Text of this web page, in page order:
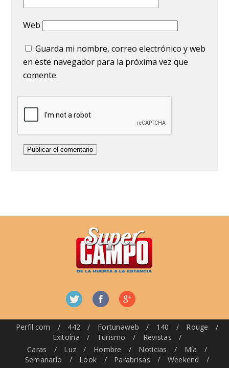
Web
Guarda mi nombre, correo electrónico y web
en este navegador para la próxima vez que
comente.
Perfil.com / 442 / Fortunaweb / 140 / Rouge
/
Exitoína
/ Turismo / Revistas
/
Caras
/ Luz / Hombre / Noticias / Mía
/
Semanario
/ Look / Parabrisas / Weekend /